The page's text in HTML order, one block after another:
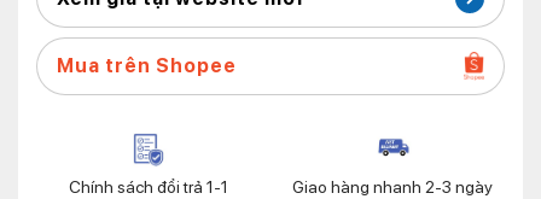
Mua trên Shopee
Chính sách đổi trả 1-1 Giao hàng nhanh 2-3 ngày